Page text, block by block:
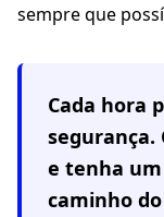
sempre que
Cada hora
segurança.
e tenha um
caminho